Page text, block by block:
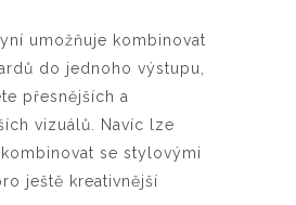
umožňuje kombinovat
do jednoho výstupu,
přesnějších a
vizuálů. Navíc lze
se stylovými
ještě kreativnější